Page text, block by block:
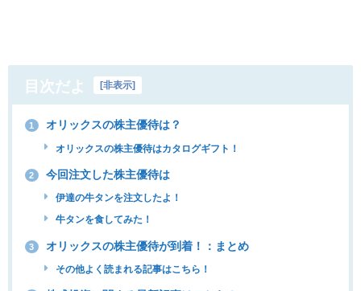
目次だよ [非表示]
1 オリックスの株主優待は？
オリックスの株主優待はカタログギフト！
2 今回注文した株主優待は
伊達の牛タンを注文したよ！
牛タンを食してみた！
3 オリックスの株主優待が到着！：まとめ
その他よく読まれる記事はこちら！